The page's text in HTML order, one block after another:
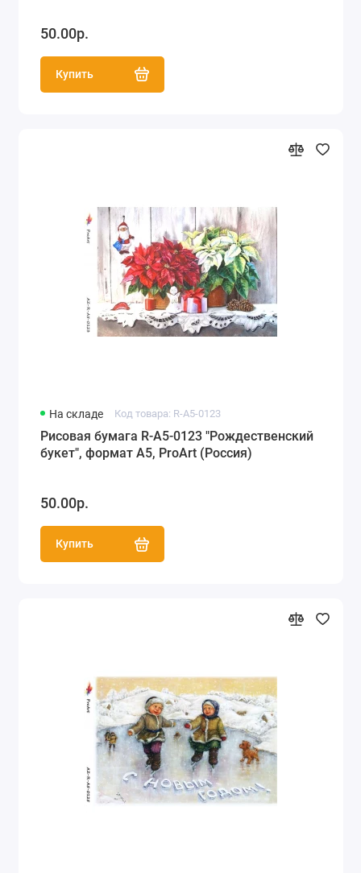
50.00р.
Купить
На складе Код товара: R-A5-0123
Рисовая бумага R-A5-0123 "Рождественский
букет", формат А5, ProArt (Россия)
50.00р.
Купить